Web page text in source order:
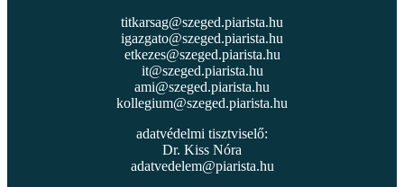
titkarsag@szeged.piarista.hu
igazgato@szeged.piarista.hu
etkezes@szeged.piarista.hu
it@szeged.piarista.hu
ami@szeged.piarista.hu
kollegium@szeged.piarista.hu
adatvédelmi tisztviselő:
Dr. Kiss Nóra
adatvedelem@piarista.hu